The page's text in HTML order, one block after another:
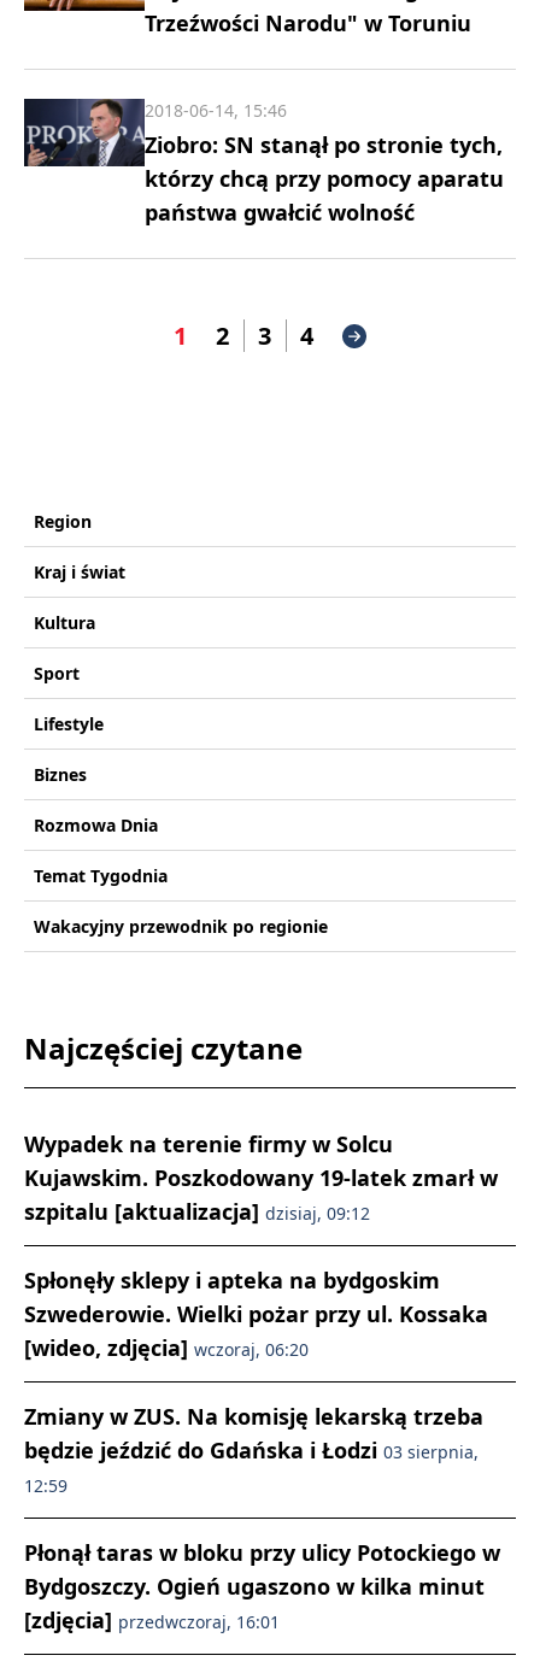
Trzeźwości Narodu" w Toruniu
Ziobro: SN stanął po stronie tych,
którzy chcą przy pomocy aparatu
państwa gwałcić wolność
2018-06-14, 15:46
1 2 3 4
Region
Kraj i świat
Kultura
Sport
Lifestyle
Biznes
Rozmowa Dnia
Temat Tygodnia
Wakacyjny przewodnik po regionie
Najczęściej czytane
Wypadek na terenie firmy w Solcu
Kujawskim. Poszkodowany 19-latek zmarł w
szpitalu [aktualizacja] dzisiaj, 09:12
Spłonęły sklepy i apteka na bydgoskim
Szwederowie. Wielki pożar przy ul. Kossaka
[wideo, zdjęcia] wczoraj, 06:20
Zmiany w ZUS. Na komisję lekarską trzeba
będzie jeździć do Gdańska i Łodzi 03 sierpnia,
12:59
Płonął taras w bloku przy ulicy Potockiego w
Bydgoszczy. Ogień ugaszono w kilka minut
[zdjęcia] przedwczoraj, 16:01